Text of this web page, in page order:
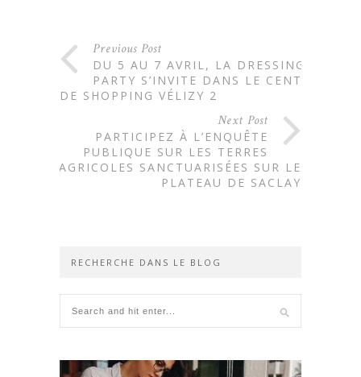
Previous Post
DU 5 AU 7 AVRIL, LA DRESSING
PARTY S’INVITE DANS LE CENTRE
DE SHOPPING VÉLIZY 2
Next Post
PARTICIPEZ À L’ENQUÊTE
PUBLIQUE SUR LES TERRES
AGRICOLES SANCTUARISÉES SUR LE
PLATEAU DE SACLAY
RECHERCHE DANS LE BLOG